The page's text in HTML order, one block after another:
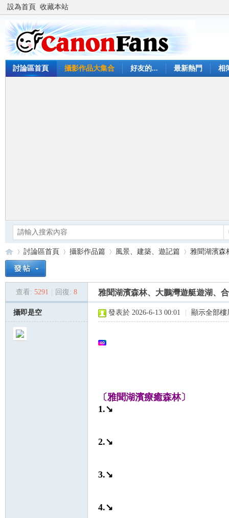
設為首頁 收藏本站
討論區首頁 攝影作品大集合 好友的... 最新熱門 相
»
討論區首頁
›
攝影作品篇
›
風景、建築、遊記篇
›
雅聞湖濱森
查看: 5291 回復: 8 雅聞湖濱森林、大鵬灣遊艇遊湖、
攝即是空 發表於 2026-6-13 00:01 顯示全部樓
〔雅聞湖濱療癒森林〕
1.↘
2.↘
3.↘
4.↘